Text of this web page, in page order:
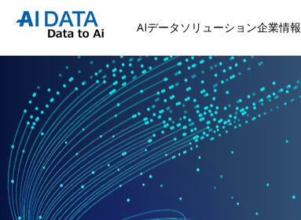
AIデータソリューション企業情報